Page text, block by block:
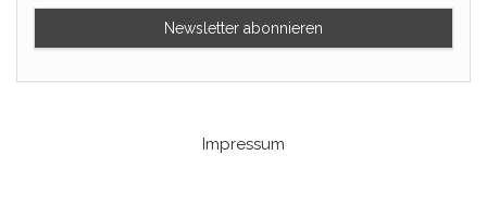
Impressum